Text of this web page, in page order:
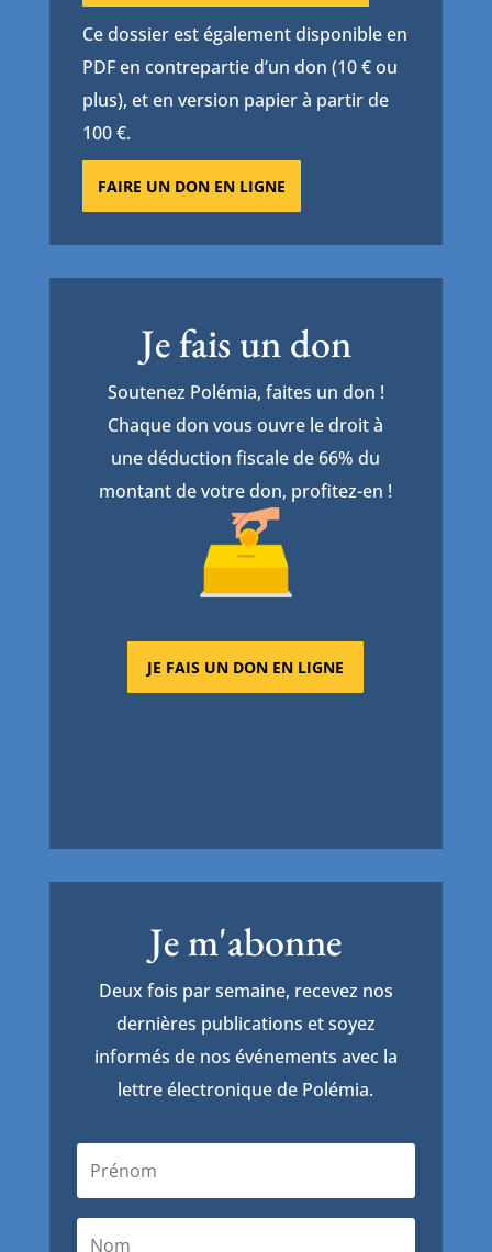
Ce dossier est également disponible en
PDF en contrepartie d’un don (10 € ou
plus), et en version papier à partir de
100 €.
FAIRE UN DON EN LIGNE
Je fais un don
Soutenez Polémia, faites un don !
Chaque don vous ouvre le droit à
une déduction fiscale de 66% du
montant de votre don, profitez-en !
JE FAIS UN DON EN LIGNE
Je m'abonne
Deux fois par semaine, recevez nos
dernières publications et soyez
informés de nos événements avec la
lettre électronique de Polémia.